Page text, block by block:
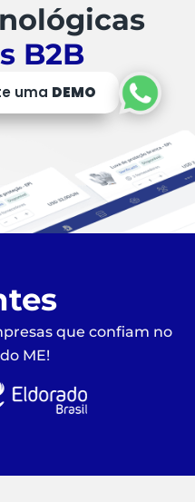
B2B
uma DEMO
que confiam no
ME!